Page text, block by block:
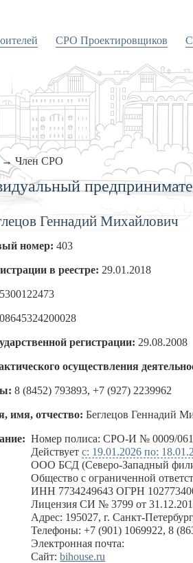
СРО Проектировщиков
→ Член СРО
Геннадий Михайлович
номер: 403
в реестре: 29.01.2018
регистрации: 29.08.2008
осуществления
8 (8452) 793893, +7 (927) 2239962
имя, отчество: Беглецов Геннадий
Номер полиса: СРО-И № 0009/
Действуетс: 19.01.2026 по:
ООО БСД (Северо-Западный
Общество с ограниченной
ИНН 7734249643 ОГРН
Лицензия СИ № 3799 от
Адрес: 195027, г. Санкт-
Телефоны: +7 (901) 1069922, 8
Электронная почта:
Сайт:bihouse.ru